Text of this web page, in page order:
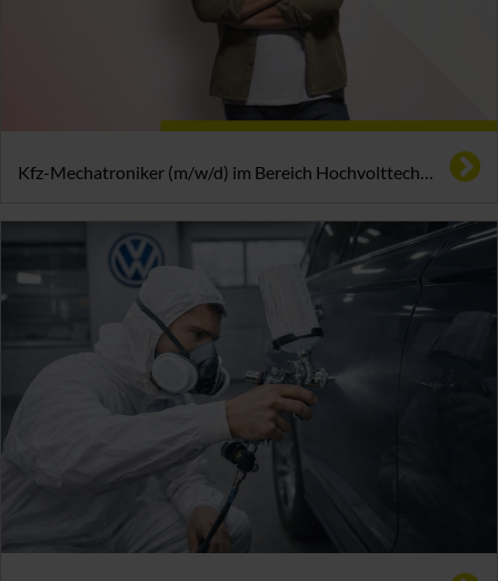
Kfz-Mechatroniker (m/w/d) im Bereich Hochvolttechnik